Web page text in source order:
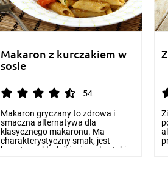
Makaron z kurczakiem w
sosie
54
Makaron gryczany to zdrowa i
smaczna alternatywa dla
klasycznego makaronu. Ma
charakterystyczny smak, jest
bogaty w składniki mineralne taki...